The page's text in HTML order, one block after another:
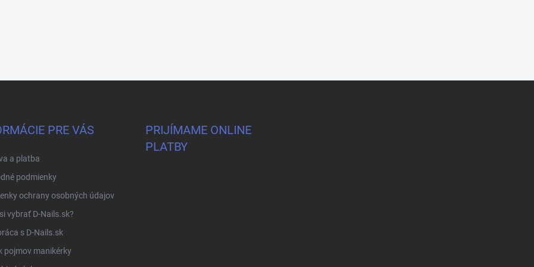
PRE VÁS
a platba
podmienky
ochrany osobných údajov
vybrať D-Nails.sk?
s D-Nails.sk
pojmov manikérky
PRIJÍMAME ONLINE
PLATBY